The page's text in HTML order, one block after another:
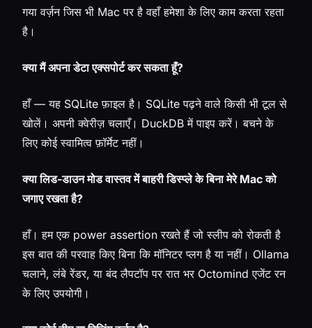
गया वर्ज़न जिस भी Mac पर है वहाँ हमेशा के लिए काम करता रहता
है।
क्या मैं अपना डेटा एक्सपोर्ट कर सकता हूँ?
हाँ — यह SQLite फ़ाइल है। SQLite पढ़ने वाले किसी भी टूल से
खोलें। अपनी क्वेरीज़ चलाएँ। DuckDB में पाइप करें। बचने के
लिए कोई स्वामित्व फ़ॉर्मेट नहीं।
क्या लिड-डाउन मोड वास्तव में बाहरी डिस्प्ले के बिना मेरे Mac को
जगाए रखता है?
हाँ। हम एक power assertion रखते हैं जो स्लीप को रोकती है
इस बात की परवाह किए बिना कि मॉनिटर प्लग है या नहीं। Ollama
चलाने, लंबे रेंडर, या बंद लैपटॉप पर रात भर Octomind एजेंट रन
के लिए उपयोगी।